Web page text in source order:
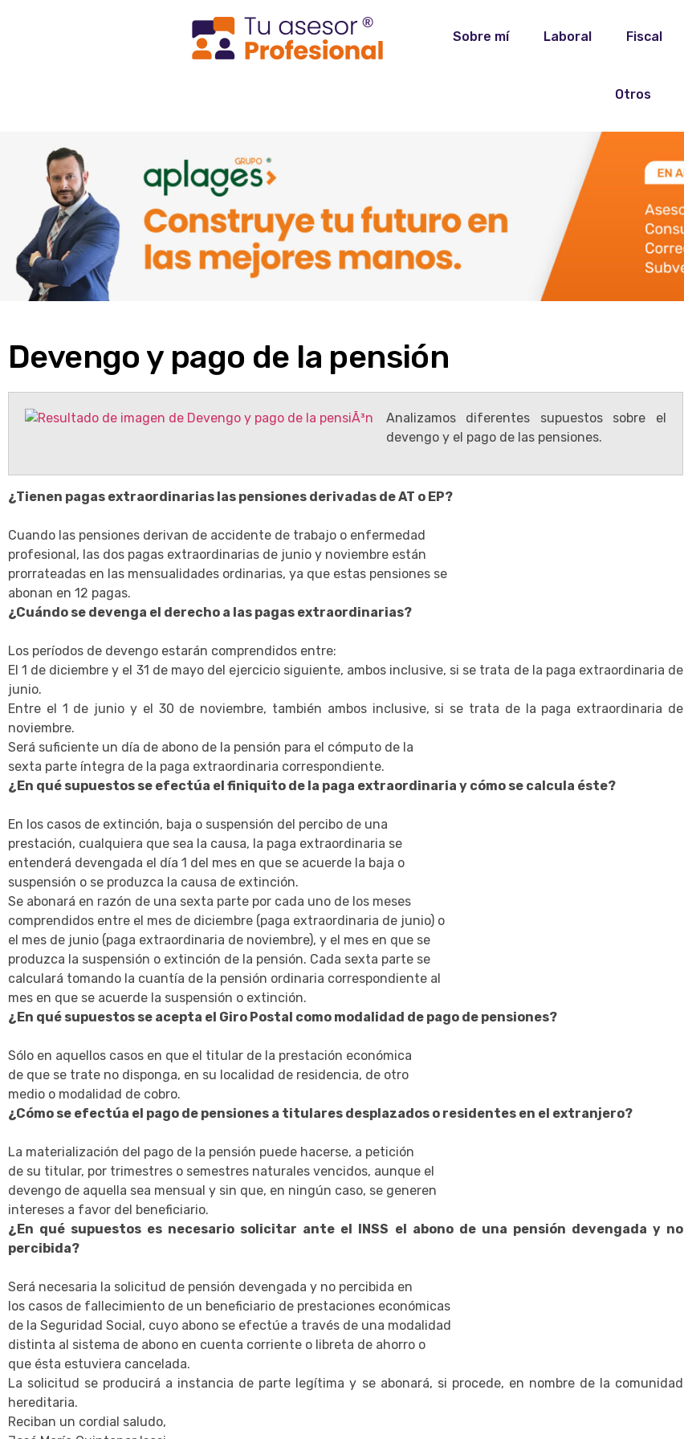
Sobre mí Laboral Fiscal
Otros
Devengo y pago de la pensión
Analizamos diferentes supuestos sobre el
devengo y el pago de las pensiones.
¿Tienen pagas extraordinarias las pensiones derivadas de AT o EP?
Cuando las pensiones derivan de accidente de trabajo o enfermedad
profesional, las dos pagas extraordinarias de junio y noviembre están
prorrateadas en las mensualidades ordinarias, ya que estas pensiones se
abonan en 12 pagas.
¿Cuándo se devenga el derecho a las pagas extraordinarias?
Los períodos de devengo estarán comprendidos entre:
El 1 de diciembre y el 31 de mayo del ejercicio siguiente, ambos inclusive, si se trata de la paga extraordinaria de
junio.
Entre el 1 de junio y el 30 de noviembre, también ambos inclusive, si se trata de la paga extraordinaria de
noviembre.
Será suficiente un día de abono de la pensión para el cómputo de la
sexta parte íntegra de la paga extraordinaria correspondiente.
¿En qué supuestos se efectúa el finiquito de la paga extraordinaria y cómo se calcula éste?
En los casos de extinción, baja o suspensión del percibo de una
prestación, cualquiera que sea la causa, la paga extraordinaria se
entenderá devengada el día 1 del mes en que se acuerde la baja o
suspensión o se produzca la causa de extinción.
Se abonará en razón de una sexta parte por cada uno de los meses
comprendidos entre el mes de diciembre (paga extraordinaria de junio) o
el mes de junio (paga extraordinaria de noviembre), y el mes en que se
produzca la suspensión o extinción de la pensión. Cada sexta parte se
calculará tomando la cuantía de la pensión ordinaria correspondiente al
mes en que se acuerde la suspensión o extinción.
¿En qué supuestos se acepta el Giro Postal como modalidad de pago de pensiones?
Sólo en aquellos casos en que el titular de la prestación económica
de que se trate no disponga, en su localidad de residencia, de otro
medio o modalidad de cobro.
¿Cómo se efectúa el pago de pensiones a titulares desplazados o residentes en el extranjero?
La materialización del pago de la pensión puede hacerse, a petición
de su titular, por trimestres o semestres naturales vencidos, aunque el
devengo de aquella sea mensual y sin que, en ningún caso, se generen
intereses a favor del beneficiario.
¿En qué supuestos es necesario solicitar ante el INSS el abono de una pensión devengada y no
percibida?
Será necesaria la solicitud de pensión devengada y no percibida en
los casos de fallecimiento de un beneficiario de prestaciones económicas
de la Seguridad Social, cuyo abono se efectúe a través de una modalidad
distinta al sistema de abono en cuenta corriente o libreta de ahorro o
que ésta estuviera cancelada.
La solicitud se producirá a instancia de parte legítima y se abonará, si procede, en nombre de la comunidad
hereditaria.
Reciban un cordial saludo,